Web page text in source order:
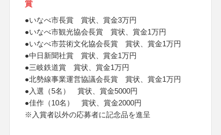
賞
●いなべ市長賞 賞状、賞金3万円
●いなべ市観光協会長賞 賞状、賞金1万円
●いなべ市芸術文化協会長賞 賞状、賞金1万円
●中日新聞社賞 賞状、賞金1万円
●三岐鉄道賞 賞状、賞金1万円
●北勢線事業運営協議会長賞 賞状、賞金1万円
●入選（5名） 賞状、賞金5000円
●佳作（10名） 賞状、賞金2000円
※入賞者以外の応募者に記念品を進呈